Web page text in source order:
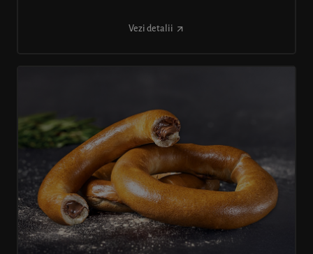
Vezi detalii